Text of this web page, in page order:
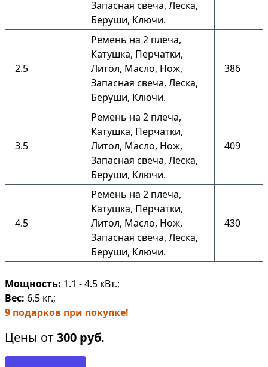
Запасная свеча, Леска,
Беруши, Ключи.
2.5
Ремень на 2 плеча,
Катушка, Перчатки,
Литол, Масло, Нож,
Запасная свеча, Леска,
Беруши, Ключи.
386
3.5
Ремень на 2 плеча,
Катушка, Перчатки,
Литол, Масло, Нож,
Запасная свеча, Леска,
Беруши, Ключи.
409
4.5
Ремень на 2 плеча,
Катушка, Перчатки,
Литол, Масло, Нож,
Запасная свеча, Леска,
Беруши, Ключи.
430
Мощность: 1.1 - 4.5 кВт.;
Вес: 6.5 кг.;
9 подарков при покупке!
Цены от300 руб.